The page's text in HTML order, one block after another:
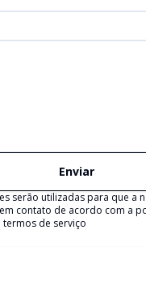
Enviar
serão utilizadas para que a
contato de acordo com a
de serviço